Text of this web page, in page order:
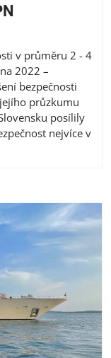
v průměru 2 - 4
2022 –
bezpečnosti
průzkumu
posílily
nejvíce v